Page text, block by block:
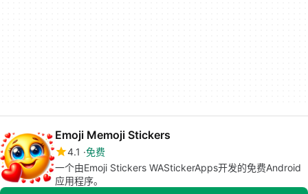
Emoji Memoji Stickers
4.1 免费
一个由Emoji Stickers WAStickerApps开发的免费Android
应用程序。